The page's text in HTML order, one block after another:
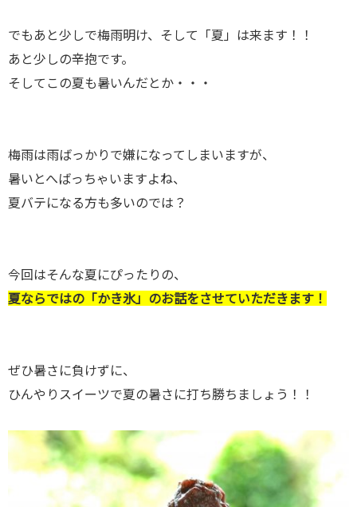
でもあと少しで梅雨明け、そして「夏」は来ます！！
あと少しの辛抱です。
そしてこの夏も暑いんだとか・・・
梅雨は雨ばっかりで嫌になってしまいますが、
暑いとへばっちゃいますよね、
夏バテになる方も多いのでは？
今回はそんな夏にぴったりの、
夏ならではの「かき氷」のお話をさせていただきます！
ぜひ暑さに負けずに、
ひんやりスイーツで夏の暑さに打ち勝ちましょう！！